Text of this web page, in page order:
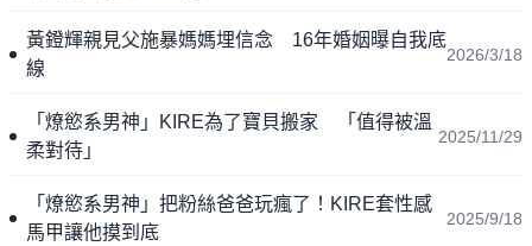
黃鐙輝親見父施暴媽媽埋信念 16年婚姻曝自我底
線
2026/3/18
「燎慾系男神」KIRE為了寶貝搬家 「值得被溫
柔對待」
2025/11/29
「燎慾系男神」把粉絲爸爸玩瘋了！KIRE套性感
馬甲讓他摸到底
2025/9/18